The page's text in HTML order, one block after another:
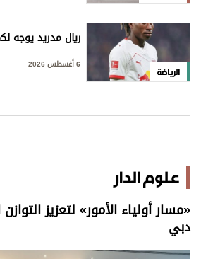
الرياضة
ريال مدريد يوجه
علوم الدار
«مسار أولياء الأمور» لتعزيز
دبي